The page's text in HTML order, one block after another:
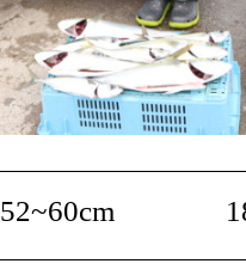
52~60cm